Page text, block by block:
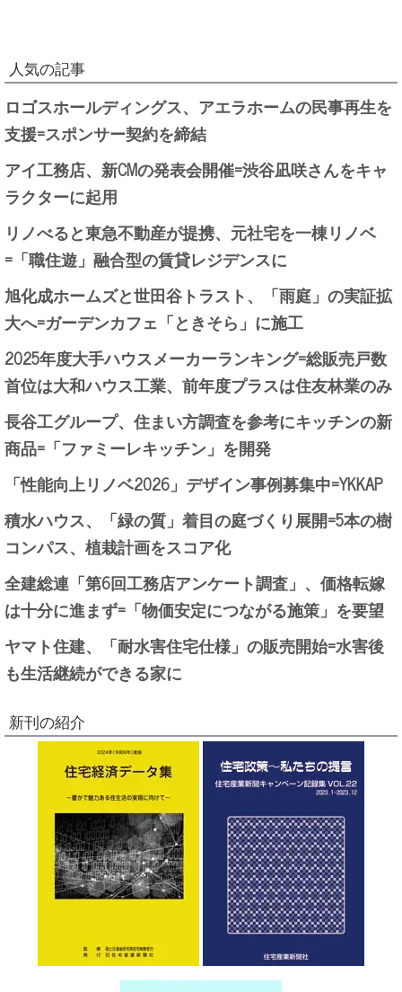
人気の記事
ロゴスホールディングス、アエラホームの民事再生を
支援=スポンサー契約を締結
アイ工務店、新CMの発表会開催=渋谷凪咲さんをキャ
ラクターに起用
リノべると東急不動産が提携、元社宅を一棟リノベ
=「職住遊」融合型の賃貸レジデンスに
旭化成ホームズと世田谷トラスト、「雨庭」の実証拡
大へ=ガーデンカフェ「ときそら」に施工
2025年度大手ハウスメーカーランキング=総販売戸数
首位は大和ハウス工業、前年度プラスは住友林業のみ
長谷工グループ、住まい方調査を参考にキッチンの新
商品=「ファミーレキッチン」を開発
「性能向上リノベ2026」デザイン事例募集中=YKKAP
積水ハウス、「緑の質」着目の庭づくり展開=5本の樹
コンパス、植栽計画をスコア化
全建総連「第6回工務店アンケート調査」、価格転嫁
は十分に進まず=「物価安定につながる施策」を要望
ヤマト住建、「耐水害住宅仕様」の販売開始=水害後
も生活継続ができる家に
新刊の紹介